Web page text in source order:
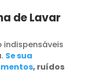
de Lavar
indispensáveis
Se sua
, ruídos